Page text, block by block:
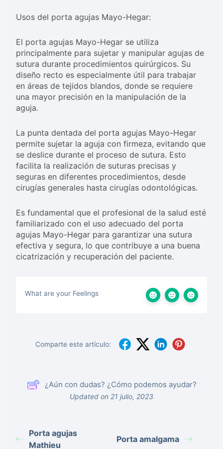
Usos del porta agujas Mayo-Hegar:
El porta agujas Mayo-Hegar se utiliza
principalmente para sujetar y manipular agujas de
sutura durante procedimientos quirúrgicos. Su
diseño recto es especialmente útil para trabajar
en áreas de tejidos blandos, donde se requiere
una mayor precisión en la manipulación de la
aguja.
La punta dentada del porta agujas Mayo-Hegar
permite sujetar la aguja con firmeza, evitando que
se deslice durante el proceso de sutura. Esto
facilita la realización de suturas precisas y
seguras en diferentes procedimientos, desde
cirugías generales hasta cirugías odontológicas.
Es fundamental que el profesional de la salud esté
familiarizado con el uso adecuado del porta
agujas Mayo-Hegar para garantizar una sutura
efectiva y segura, lo que contribuye a una buena
cicatrización y recuperación del paciente.
What are your Feelings
Comparte este artículo:
¿Aún con dudas? ¿Cómo podemos ayudar?
Updated on 21 julio, 2023
Porta agujas
Mathieu
Porta amalgama